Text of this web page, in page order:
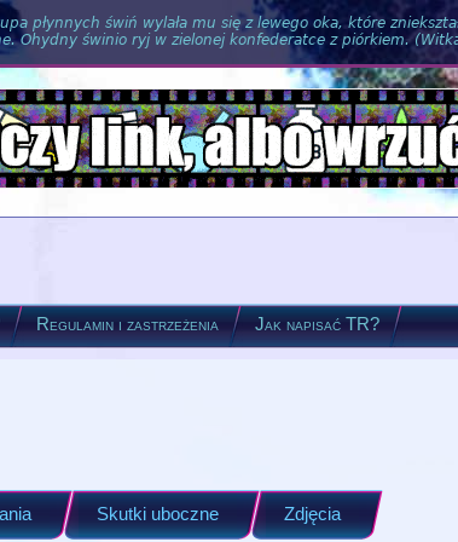
płynnych świń wylała mu się z lewego oka, które
Ohydny świnio ryj w zielonej konfederatce z piórkiem.
Regulamin i zastrzeżenia Jak napisać TR?
Skutki uboczne Zdjęcia